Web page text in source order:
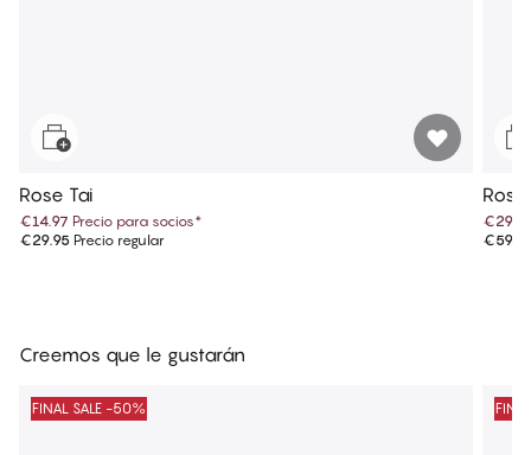
Rose Tai
€14.97 Precio para socios*
€29.95 Precio regular
Creemos que le gustarán
FINAL SALE -50%